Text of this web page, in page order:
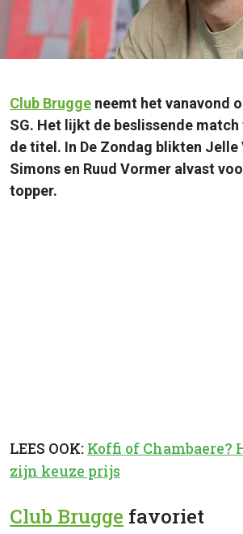
Club Brugge neemt het vanavond
SG. Het lijkt de beslissende
de titel. In De Zondag blikten Jelle
Simons en Ruud Vormer alvast
topper.
LEES OOK: Koffi of Chambaere?
zijn keuze prijs
Club Brugge favoriet